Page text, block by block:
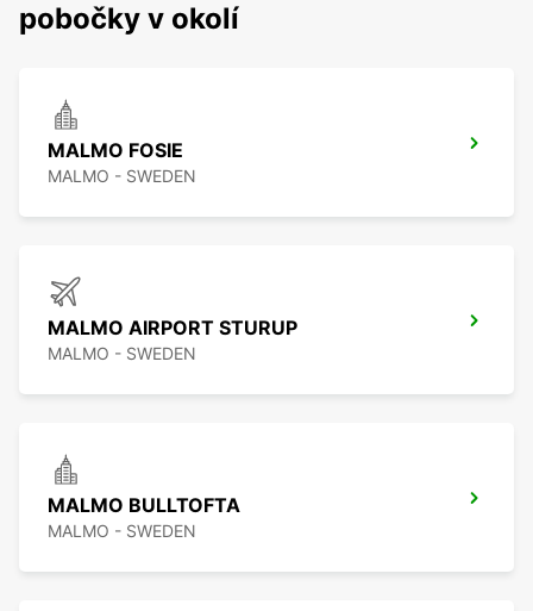
pobočky v okolí
MALMO FOSIE
MALMO - SWEDEN
MALMO AIRPORT STURUP
MALMO - SWEDEN
MALMO BULLTOFTA
MALMO - SWEDEN